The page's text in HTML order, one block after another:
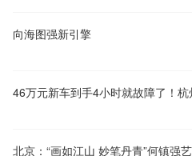
向海图强新引擎